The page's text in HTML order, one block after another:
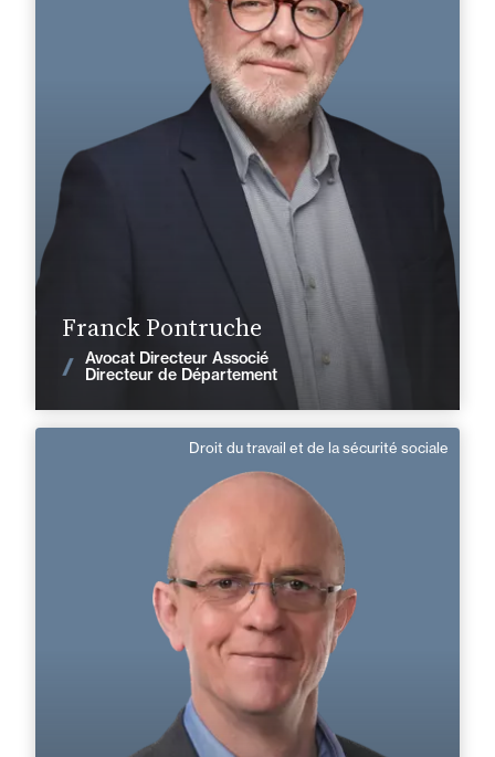
Franck Pontruche
Avocat Directeur Associé
Directeur de Département
Droit du travail et de la sécurité sociale
+33 2 99 33 88 88
franck.pontruche@fidal.com
Voir les actualités
Droit du travail et de la sécurité sociale
Jean-Christophe Genin
Domaine d’expertises :
Droit du travail et de la sécurité sociale
+33 3 83 41 54 15
Jean-Christophe.Genin@fidal.com